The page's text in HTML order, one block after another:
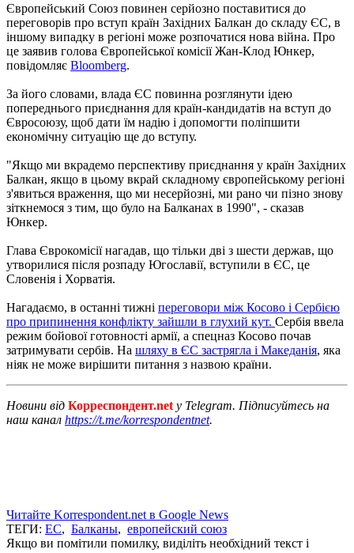
Європейський Союз повинен серйозно поставитися до
переговорів про вступ країн Західних Балкан до складу ЄС, в
іншому випадку в регіоні може розпочатися нова війна. Про
це заявив голова Європейської комісії Жан-Клод Юнкер,
повідомляє Bloomberg.
За його словами, влада ЄС повинна розглянути ідею
попереднього приєднання для країн-кандидатів на вступ до
Євросоюзу, щоб дати їм надію і допомогти поліпшити
економічну ситуацію ще до вступу.
"Якщо ми вкрадемо перспективу приєднання у країн Західних
Балкан, якщо в цьому вкрай складному європейському регіоні
з'явиться враження, що ми несерйозні, ми рано чи пізно знову
зіткнемося з тим, що було на Балканах в 1990", - сказав
Юнкер.
Глава Єврокомісії нагадав, що тільки дві з шести держав, що
утворилися після розпаду Югославії, вступили в ЄС, це
Словенія і Хорватія.
Нагадаємо, в останні тижні переговори між Косово і Сербією
про припинення конфлікту зайшли в глухий кут. Сербія ввела
режим бойової готовності армії, а спецназ Косово почав
затримувати сербів. На шляху в ЄС застрягла і Македанія, яка
ніяк не може вирішити питання з назвою країни.
Новини від Корреспондент.net у Telegram. Підписуйтесь на
наш канал https://t.me/korrespondentnet.
Читайте Korrespondent.net в Google News
ТЕГИ: ЕС, Балканы, европейский союз
Якщо ви помітили помилку, виділіть необхідний текст і